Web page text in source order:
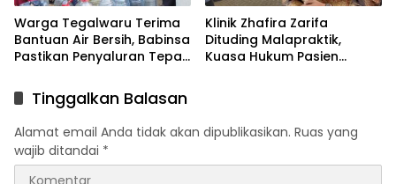
Warga Tegalwaru Terima
Bantuan Air Bersih, Babinsa
Pastikan Penyaluran Tepat
Klinik Zhafira Zarifa
Dituding Malapraktik,
Kuasa Hukum Pasien
Tinggalkan Balasan
Alamat email Anda tidak akan dipublikasikan. Ruas yang
wajib ditandai *